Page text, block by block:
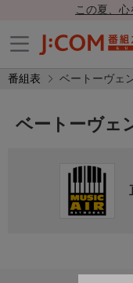
この夏、
番組表 ベートーヴェ
ベートーヴェ